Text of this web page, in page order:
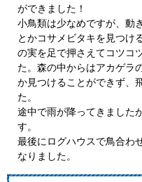
ができました！
小鳥類は少なめですが、動
とかコサメビタキを見つけ
の実を足で押さえてコツコ
た。森の中からはアカゲラ
か見つけることができず、
た。
途中で雨が降ってきました
す。
最後にログハウスで鳥合わ
なりました。